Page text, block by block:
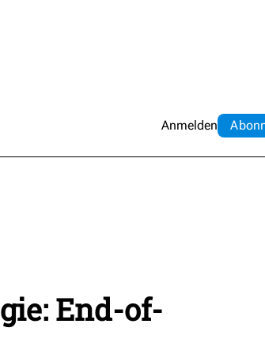
Anmelden Abo
End-of-